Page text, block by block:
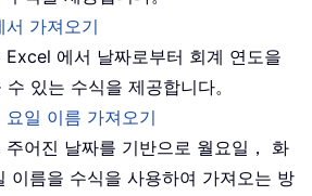
서 가져오기
Excel 에서 날짜로부터 회계 연도을
있는 수식을 제공합니다。
일 이름 가져오기
주어진 날짜를 기반으로 월요일， 화
이름을 수식을 사용하여 가져오는 방